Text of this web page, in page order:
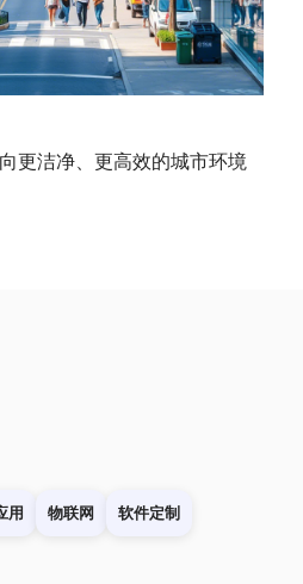
更洁净、更高效的城市环境
用 物联网 软件定制